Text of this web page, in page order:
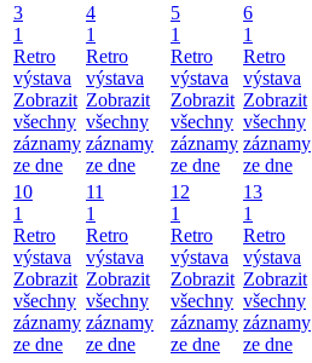
3
1
Retro
výstava
Zobrazit
všechny
záznamy
ze dne
4
1
Retro
výstava
Zobrazit
všechny
záznamy
ze dne
5
1
Retro
výstava
Zobrazit
všechny
záznamy
ze dne
6
1
Retro
výstava
Zobrazit
všechny
záznamy
ze dne
10
1
Retro
výstava
Zobrazit
všechny
záznamy
ze dne
11
1
Retro
výstava
Zobrazit
všechny
záznamy
ze dne
12
1
Retro
výstava
Zobrazit
všechny
záznamy
ze dne
13
1
Retro
výstava
Zobrazit
všechny
záznamy
ze dne